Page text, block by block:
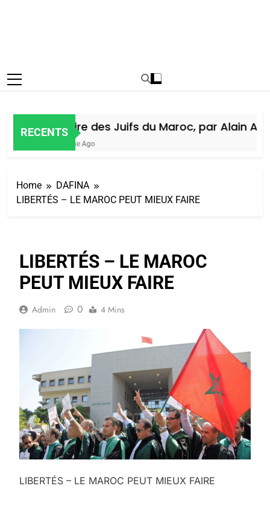
RECENTS
Histoire des Juifs du Maroc, par Alain
1 Semaine Ago
Home
DAFINA
LIBERTÉS – LE MAROC PEUT MIEUX FAIRE
LIBERTÉS – LE MAROC
PEUT MIEUX FAIRE
Admin 0 4 Mins
LIBERTÉS – LE MAROC PEUT MIEUX FAIRE